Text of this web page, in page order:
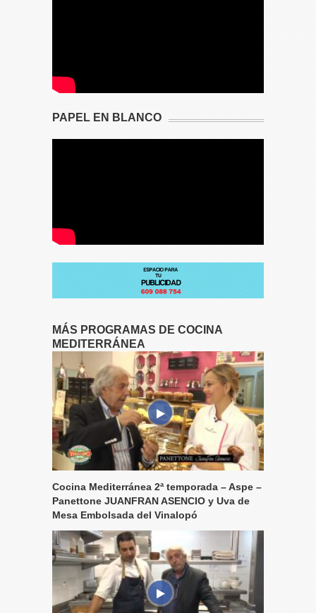
PAPEL EN BLANCO
MÁS PROGRAMAS DE COCINA
MEDITERRÁNEA
Cocina Mediterránea 2ª temporada – Aspe –
Panettone JUANFRAN ASENCIO y Uva de
Mesa Embolsada del Vinalopó